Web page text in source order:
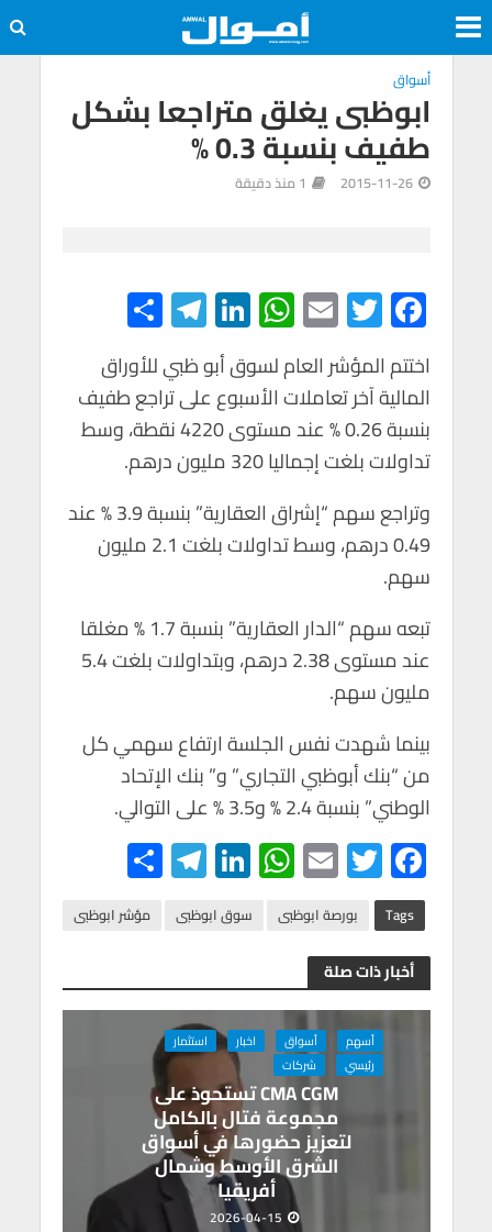
أسواق
ابوظبى يغلق متراجعا بشكل
طفيف بنسبة 0.3 %
2015-11-26 1 منذ دقيقة
F
ac
e
b
o
o
k
T
wi
tt
er
E
m
ail
W
h
at
s
A
p
p
Li
n
ke
dI
n
Te
le
gr
a
m
h
ar
e
اختتم المؤشر العام لسوق أبو ظبي للأوراق
المالية آخر تعاملات الأسبوع على تراجع طفيف
بنسبة 0.26 % عند مستوى 4220 نقطة، وسط
تداولات بلغت إجماليا 320 مليون درهم.
وتراجع سهم “إشراق العقارية” بنسبة 3.9 % عند
0.49 درهم، وسط تداولات بلغت 2.1 مليون
سهم.
تبعه سهم “الدار العقارية” بنسبة 1.7 % مغلقا
عند مستوى 2.38 درهم، وبتداولات بلغت 5.4
مليون سهم.
بينما شهدت نفس الجلسة ارتفاع سهمي كل
من “بنك أبوظبي التجاري” و” بنك الإتحاد
الوطني” بنسبة 2.4 % و3.5 % على التوالي.
F
ac
e
b
o
o
k
T
wi
tt
er
E
m
ail
W
h
at
A
p
p
Li
n
ke
n
Te
le
gr
m
h
ar Tags بورصة ابوظبى سوق ابوظبى مؤشر ابوظبى
أخبار ذات صلة
أسهم أسواق اخبار
استثمار
رئيسي
شركات
CMA CGM تستحوذ على
مجموعة فتال بالكامل
لتعزيز حضورها في أسواق
الشرق الأوسط وشمال
أفريقيا
2026-04-15